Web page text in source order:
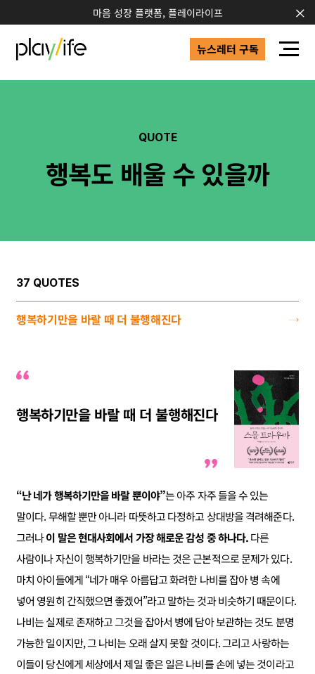
마음 성장 플랫폼, 플레이라이프
뉴스레터 구독
QUOTE
행복도 배울 수 있을까
37 QUOTES
행복하기만을 바랄 때 더 불행해진다
행복하기만을 바랄 때 더 불행해진다
“난 네가 행복하기만을 바랄 뿐이야”는 아주 자주 들을 수 있는
말이다. 무해할 뿐만 아니라 따뜻하고 다정하고 상대방을 격려해준다.
그러나이 말은 현대사회에서 가장 해로운 감성 중 하나다.다른
사람이나 자신이 행복하기만을 바라는 것은 근본적으로 문제가 있다.
마치 아이들에게 “네가 매우 아름답고 화려한 나비를 잡아 병 속에
넣어 영원히 간직했으면 좋겠어”라고 말하는 것과 비슷하기 때문이다.
나비는 실제로 존재하고 그것을 잡아서 병에 담아 보관하는 것도 분명
가능한 일이지만, 그 나비는 오래 살지 못할 것이다. 그리고 사랑하는
이들이 당신에게 세상에서 제일 좋은 일은 나비를 손에 넣는 것이라고